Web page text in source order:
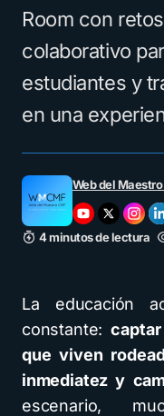
Room con
colaborativo
estudiantes y
en una
Web del
4 minutos de lectura
La educación
constante:
que viven
inmediatez y
escenario,